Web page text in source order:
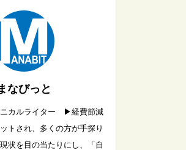
なびっと
カルライター ▶︎経費節減
トされ、多くの方が手探り
状を目の当たりにし、「自